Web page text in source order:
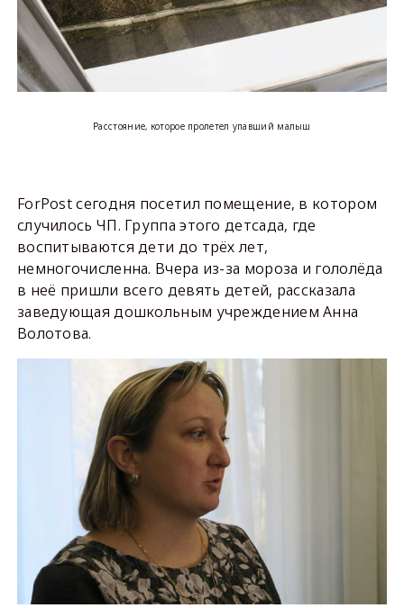
Расстояние, которое пролетел упавший малыш
ForPost сегодня посетил помещение, в котором
случилось ЧП. Группа этого детсада, где
воспитываются дети до трёх лет,
немногочисленна. Вчера из-за мороза и гололёда
в неё пришли всего девять детей, рассказала
заведующая дошкольным учреждением Анна
Волотова.